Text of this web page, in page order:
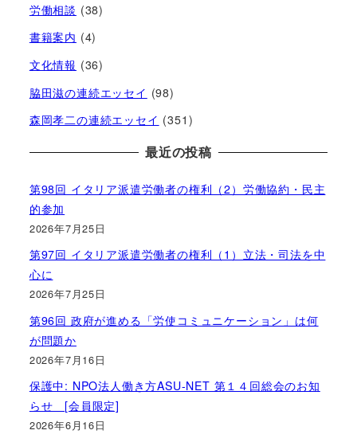
労働相談 (38)
書籍案内 (4)
文化情報 (36)
脇田滋の連続エッセイ (98)
森岡孝二の連続エッセイ (351)
最近の投稿
第98回 イタリア派遣労働者の権利（2）労働協約・民主
的参加
2026年7月25日
第97回 イタリア派遣労働者の権利（1）立法・司法を中
心に
2026年7月25日
第96回 政府が進める「労使コミュニケーション」は何
が問題か
2026年7月16日
保護中: NPO法人働き方ASU-NET 第１４回総会のお知
らせ [会員限定]
2026年6月16日